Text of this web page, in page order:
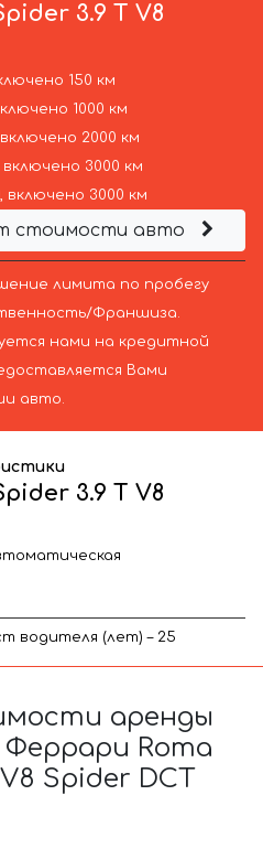
3.9 T V8
150 км
1000 км
включено 2000 км
включено 3000 км
включено 3000 км
стоимости авто
лимита по пробегу
Франшиза.
нами на кредитной
Вами
авто.
3.9 T V8
водителя (лет) – 25
аренды
Roma
Spider DCT